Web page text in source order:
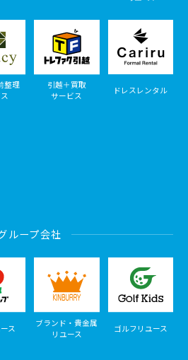
整理
引越＋買取
サービス
ドレスレンタル
ループ会社
ス
ブランド・貴金属
リユース
ゴルフリユース